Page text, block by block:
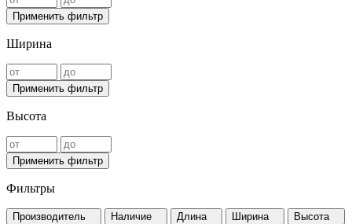
Применить фильтр
Ширина
Применить фильтр
Высота
Применить фильтр
Фильтры
Производитель Наличие Длина Ширина
Высота